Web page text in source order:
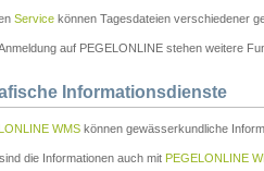
Service können Tagesdateien verschiedener
auf PEGELONLINE stehen weitere
Informationsdienste
WMS können gewässerkundliche
die Informationen auch mit PEGELONLINE